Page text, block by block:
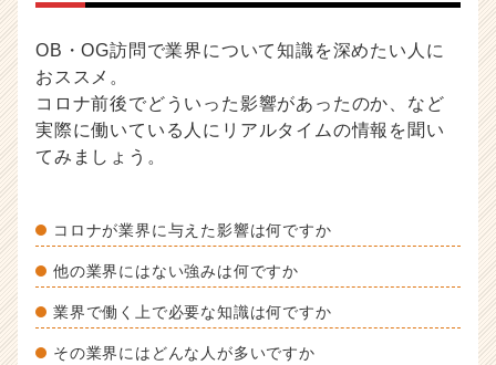
OB・OG訪問で業界について知識を深めたい人に
おススメ。
コロナ前後でどういった影響があったのか、など
実際に働いている人にリアルタイムの情報を聞い
てみましょう。
コロナが業界に与えた影響は何ですか
他の業界にはない強みは何ですか
業界で働く上で必要な知識は何ですか
その業界にはどんな人が多いですか